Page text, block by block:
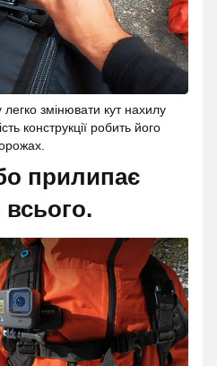
змінювати кут нахилу
конструкції робить його
прилипає